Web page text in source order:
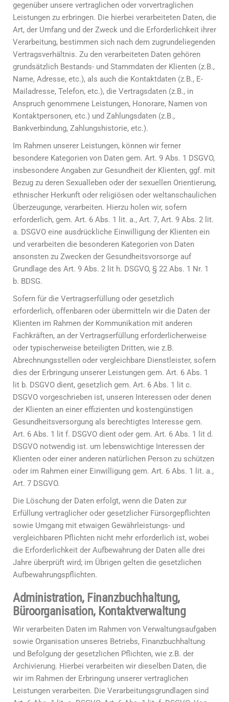
gegenüber unsere vertraglichen oder vorvertraglichen
Leistungen zu erbringen. Die hierbei verarbeiteten Daten, die
Art, der Umfang und der Zweck und die Erforderlichkeit ihrer
Verarbeitung, bestimmen sich nach dem zugrundeliegenden
Vertragsverhältnis. Zu den verarbeiteten Daten gehören
grundsätzlich Bestands- und Stammdaten der Klienten (z.B.,
Name, Adresse, etc.), als auch die Kontaktdaten (z.B., E-
Mailadresse, Telefon, etc.), die Vertragsdaten (z.B., in
Anspruch genommene Leistungen, Honorare, Namen von
Kontaktpersonen, etc.) und Zahlungsdaten (z.B.,
Bankverbindung, Zahlungshistorie, etc.).
Im Rahmen unserer Leistungen, können wir ferner
besondere Kategorien von Daten gem. Art. 9 Abs. 1 DSGVO,
insbesondere Angaben zur Gesundheit der Klienten, ggf. mit
Bezug zu deren Sexualleben oder der sexuellen Orientierung,
ethnischer Herkunft oder religiösen oder weltanschaulichen
Überzeugunge, verarbeiten. Hierzu holen wir, sofern
erforderlich, gem. Art. 6 Abs. 1 lit. a., Art. 7, Art. 9 Abs. 2 lit.
a. DSGVO eine ausdrückliche Einwilligung der Klienten ein
und verarbeiten die besonderen Kategorien von Daten
ansonsten zu Zwecken der Gesundheitsvorsorge auf
Grundlage des Art. 9 Abs. 2 lit h. DSGVO, § 22 Abs. 1 Nr. 1
b. BDSG.
Sofern für die Vertragserfüllung oder gesetzlich
erforderlich, offenbaren oder übermitteln wir die Daten der
Klienten im Rahmen der Kommunikation mit anderen
Fachkräften, an der Vertragserfüllung erforderlicherweise
oder typischerweise beteiligten Dritten, wie z.B.
Abrechnungsstellen oder vergleichbare Dienstleister, sofern
dies der Erbringung unserer Leistungen gem. Art. 6 Abs. 1
lit b. DSGVO dient, gesetzlich gem. Art. 6 Abs. 1 lit c.
DSGVO vorgeschrieben ist, unseren Interessen oder denen
der Klienten an einer effizienten und kostengünstigen
Gesundheitsversorgung als berechtigtes Interesse gem.
Art. 6 Abs. 1 lit f. DSGVO dient oder gem. Art. 6 Abs. 1 lit d.
DSGVO notwendig ist. um lebenswichtige Interessen der
Klienten oder einer anderen natürlichen Person zu schützen
oder im Rahmen einer Einwilligung gem. Art. 6 Abs. 1 lit. a.,
Art. 7 DSGVO.
Die Löschung der Daten erfolgt, wenn die Daten zur
Erfüllung vertraglicher oder gesetzlicher Fürsorgepflichten
sowie Umgang mit etwaigen Gewährleistungs- und
vergleichbaren Pflichten nicht mehr erforderlich ist, wobei
die Erforderlichkeit der Aufbewahrung der Daten alle drei
Jahre überprüft wird; im Übrigen gelten die gesetzlichen
Aufbewahrungspflichten.
Administration, Finanzbuchhaltung,
Büroorganisation, Kontaktverwaltung
Wir verarbeiten Daten im Rahmen von Verwaltungsaufgaben
sowie Organisation unseres Betriebs, Finanzbuchhaltung
und Befolgung der gesetzlichen Pflichten, wie z.B. der
Archivierung. Hierbei verarbeiten wir dieselben Daten, die
wir im Rahmen der Erbringung unserer vertraglichen
Leistungen verarbeiten. Die Verarbeitungsgrundlagen sind